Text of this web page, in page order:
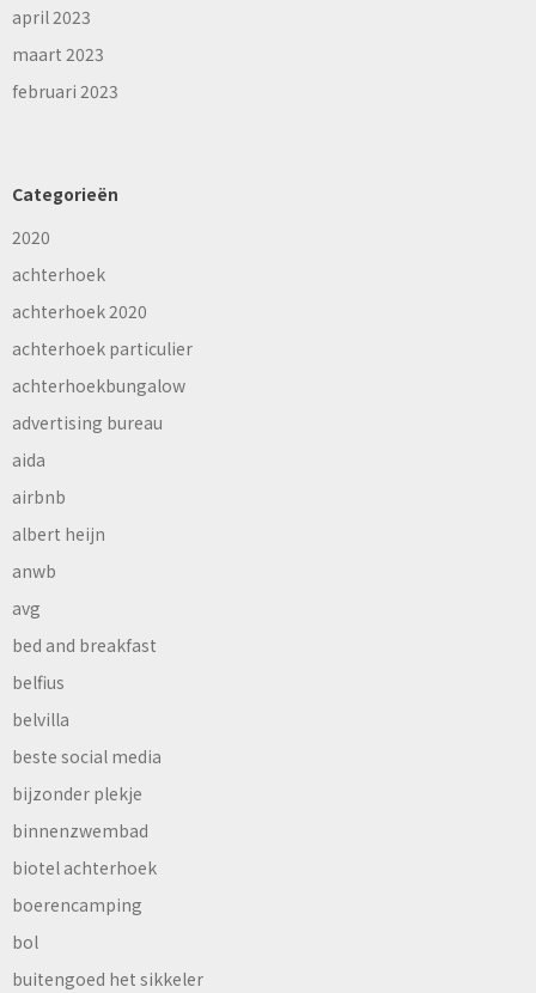
april 2023
maart 2023
februari 2023
Categorieën
2020
achterhoek
achterhoek 2020
achterhoek particulier
achterhoekbungalow
advertising bureau
aida
airbnb
albert heijn
anwb
avg
bed and breakfast
belfius
belvilla
beste social media
bijzonder plekje
binnenzwembad
biotel achterhoek
boerencamping
bol
buitengoed het sikkeler